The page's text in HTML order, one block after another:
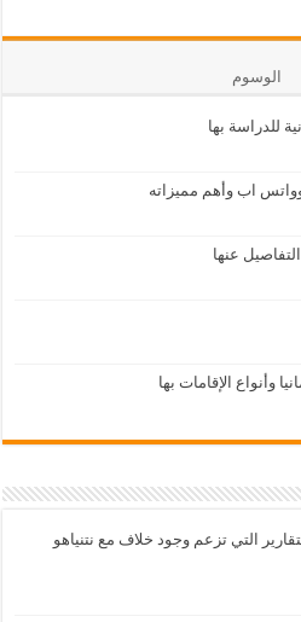
الوسوم
للدراسة بها
اب وأهم مميزاته
وأنواع الإقامات بها
التي تزعم وجود خلاف مع نتنياهو